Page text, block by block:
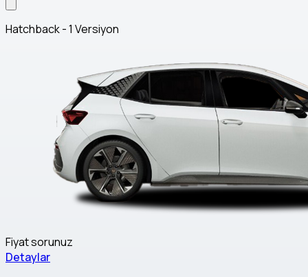
Hatchback - 1 Versiyon
Fiyat sorunuz
Detaylar